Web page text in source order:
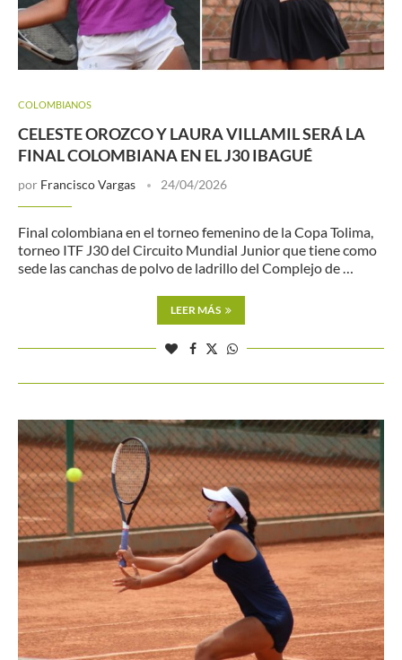
COLOMBIANOS
CELESTE OROZCO Y LAURA VILLAMIL SERÁ LA
FINAL COLOMBIANA EN EL J30 IBAGUÉ
por Francisco Vargas 24/04/2026
Final colombiana en el torneo femenino de la Copa Tolima,
torneo ITF J30 del Circuito Mundial Junior que tiene como
sede las canchas de polvo de ladrillo del Complejo de …
LEER MÁS